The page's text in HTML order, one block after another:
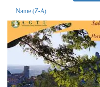
Name (Z-A)